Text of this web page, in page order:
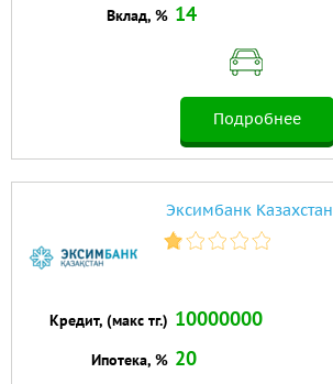
Подробнее
Вклад, % 14
Эксимбанк Казахстан
Кредит, (макс тг.) 10000000
Ипотека, % 20